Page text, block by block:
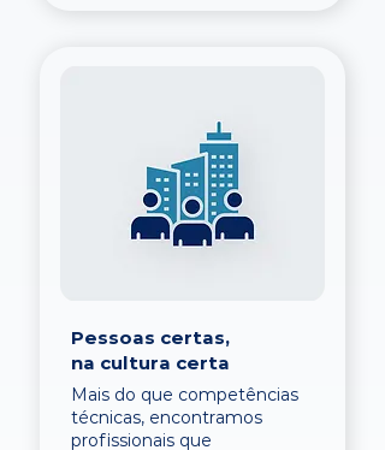
Pessoas certas,
na cultura certa
Mais do que competências
técnicas, encontramos
profissionais que